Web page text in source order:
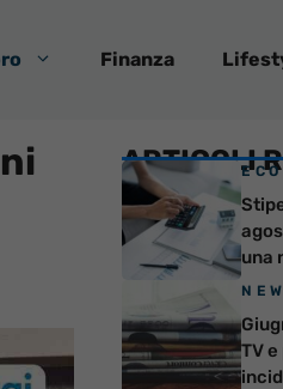
Finanza
ARTICOLI
una
TV